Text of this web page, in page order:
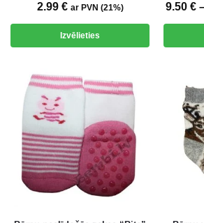
2.99 € ar PVN (21%)
Izvēlieties
9.50 €